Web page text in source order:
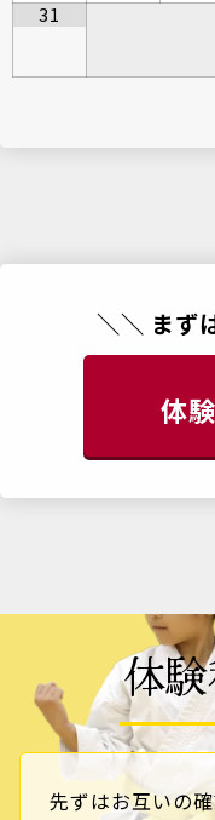
31
＼＼ まず
体
体
先ずはお互いの